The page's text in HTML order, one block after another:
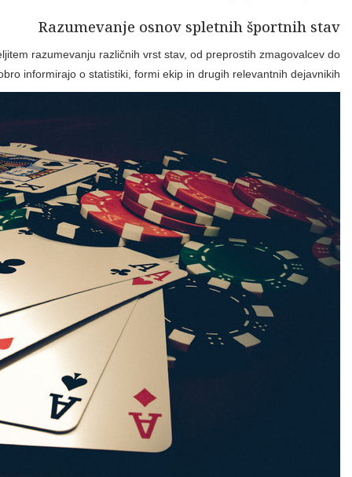
Spletne športne stave predstavljajo dinamično območje, ki
kompleksnejših kombinacij. Vsaka stava ima svoje